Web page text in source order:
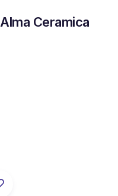
Ceramica